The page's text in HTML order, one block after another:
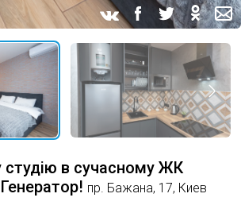
в сучасному ЖК
пр. Бажана, 17, Киев